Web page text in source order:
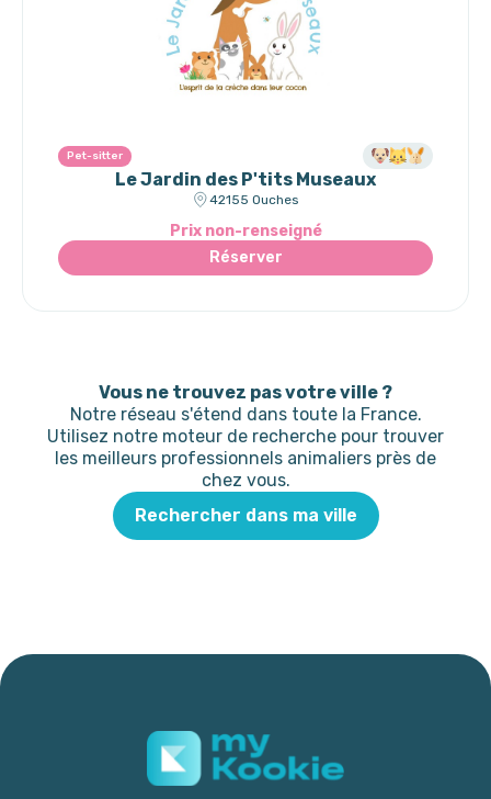
Pet-sitter
Le Jardin des P'tits Museaux
42155 Ouches
Prix non-renseigné
Réserver
Vous ne trouvez pas votre ville ?
Notre réseau s'étend dans toute la France.
Utilisez notre moteur de recherche pour trouver
les meilleurs professionnels animaliers près de
chez vous.
Rechercher dans ma ville